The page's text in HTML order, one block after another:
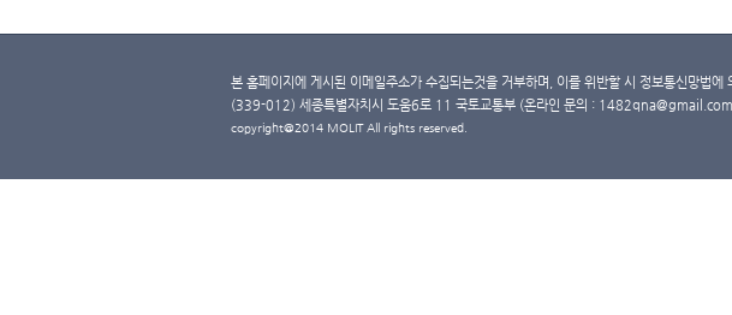
본 홈페이지에 게시된 이메일주소가 수집되는것을 거부하며, 이를 위반할 시 정보통신망법에
(339-012) 세종특별자치시 도움6로 11 국토교통부 (온라인 문의 :
copyright@2014 MOLIT All rights reserved.